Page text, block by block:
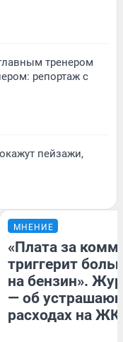
тренером
репортаж с
пейзажи,
МНЕНИЕ
«Плата за
триггерит
на бензин».
— об
расходах на